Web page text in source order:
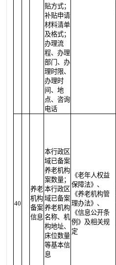
贴方式；
补贴申请
材料清单
及格式；
办理流
程、办理
部门、办
理时限、
办理时
间、地
点、咨询
电话
40
养老
机构
备案
信息
本行政区
域已备案
养老机构
案数量；
本行政区
域已备案
养老机构
名称、机
构地址、
床位数量
等基本信
息
《老年人权益
保障法》、
《养老机构管
理办法》、
《信息公开条
例》及相关规
定